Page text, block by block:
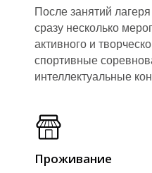
После занятий
сразу несколько
активного и
спортивные
интеллектуальные
Проживание